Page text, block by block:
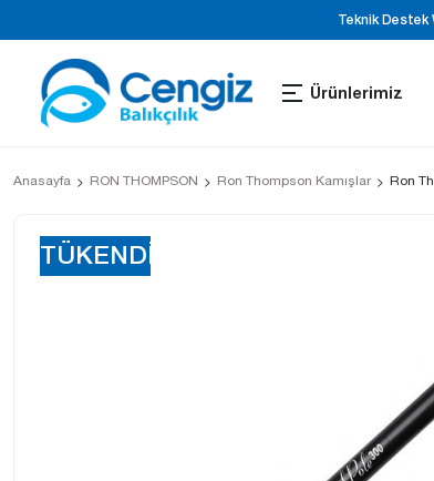
Teknik Destek
Ürünlerimiz
Anasayfa RON THOMPSON Ron Thompson Kamışlar Ron
TÜKENDİ